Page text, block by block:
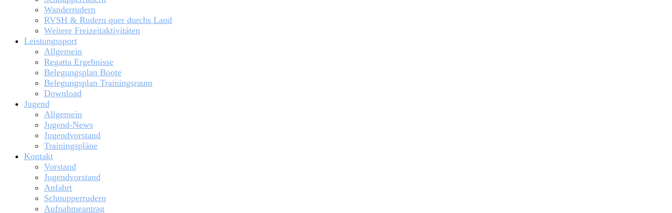
Wanderrudern
RVSH & Rudern quer durchs Land
Weitere Freizeitaktivitäten
Leistungssport
Allgemein
Regatta Ergebnisse
Belegungsplan Boote
Belegungsplan Trainingsraum
Download
Jugend
Allgemein
Jugend-News
Jugendvorstand
Trainingspläne
Kontakt
Vorstand
Jugendvorstand
Anfahrt
Schnupperrudern
Aufnahmeantrag